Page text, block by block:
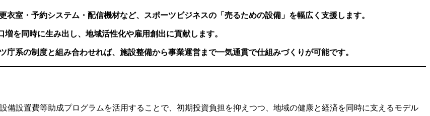
室・予約システム・配信機材など、スポーツビジネスの「売るための設備」を幅広く支援します。
を同時に生み出し、地域活性化や雇用創出に貢献します。
系の制度と組み合わせれば、施設整備から事業運営まで一気通貫で仕組みづくりが可能です。
備設置費等助成プログラムを活用することで、初期投資負担を抑えつつ、地域の健康と経済を同時に支えるモデル